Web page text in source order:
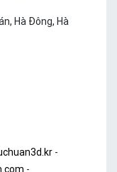
Hà Đông, Hà
-
-